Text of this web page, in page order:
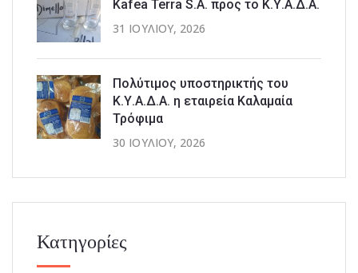
Kafea Terra S.A. προς το Κ.Υ.Α.Δ.Α.
31 ΙΟΥΛΊΟΥ, 2026
Πολύτιμος υποστηρικτής του
Κ.Υ.Α.Δ.Α. η εταιρεία Καλαμαία
Τρόφιμα
30 ΙΟΥΛΊΟΥ, 2026
Κατηγορίες